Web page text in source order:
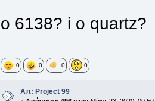
o 6138? i o quartz?
0 0 0 0
Απ: Project 99